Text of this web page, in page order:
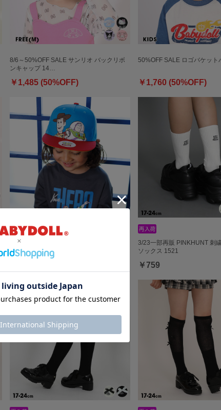
8/6～50%OFF SALE サンリオ バックリボ
ンキャップ 14…
￥1,485 (50%OFF)
50%OFF SALE ロゴバケット
￥1,760 (50%OFF)
8/6～50%OFF SALE ディズニー トイ・ス
トーリー キャッ…
3/23一部再販 PINKHUNT 刺
ソックス 1521
￥759